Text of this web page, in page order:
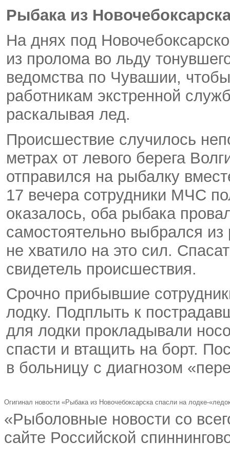
Рыбака из
На днях под
из пролома во льду
ведомства по Чувашии,
работникам экстренной
раскалывая лед.
Происшествие случилось
метрах от левого берега
отправился на рыбалку
17 вечера сотрудники МЧС
оказалось, оба рыбака
самостоятельно выбрался из
не хватило на это сил.
свидетель происшествия.
Срочно прибывшие
лодку. Подплыть к
для лодки прокладывали
спасти и втащить на борт.
в больницу с диагнозом
Огигинал новости «Рыбака из Новочебоксарска спасли на лодке-
«Рыболовные новости со
сайте Российской